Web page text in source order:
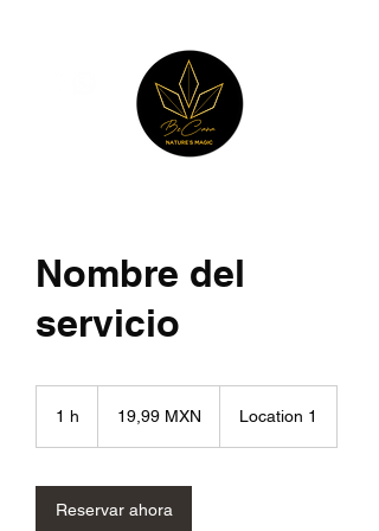
Nombre del
servicio
1 h
mexicanos
19,99 MXN Location 1
Reservar ahora